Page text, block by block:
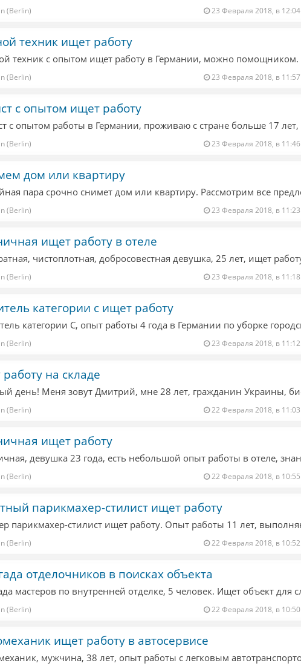
(Berlin) 23 Февраля 2018, в 12:04
техник ищет работу
(Berlin) 23 Февраля 2018, в 11:57
с опытом ищет работу
(Berlin) 23 Февраля 2018, в 11:46
дом или квартиру
(Berlin) 23 Февраля 2018, в 11:23
ищет работу в отеле
(Berlin) 23 Февраля 2018, в 11:18
категории с ищет работу
(Berlin) 23 Февраля 2018, в 11:12
на складе
(Berlin) 22 Февраля 2018, в 11:03
ищет работу
(Berlin) 22 Февраля 2018, в 10:55
парикмахер-стилист ищет работу
(Berlin) 22 Февраля 2018, в 10:52
отделочников в поисках объекта
(Berlin) 22 Февраля 2018, в 10:50
ищет работу в автосервисе